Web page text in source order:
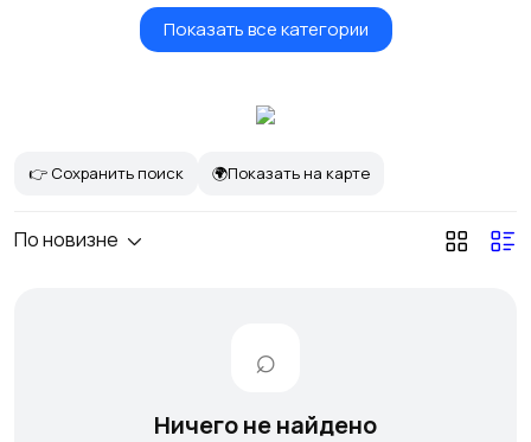
Показать все категории
👉 Сохранить поиск 🌍Показать на карте
По новизне
Ничего не найдено